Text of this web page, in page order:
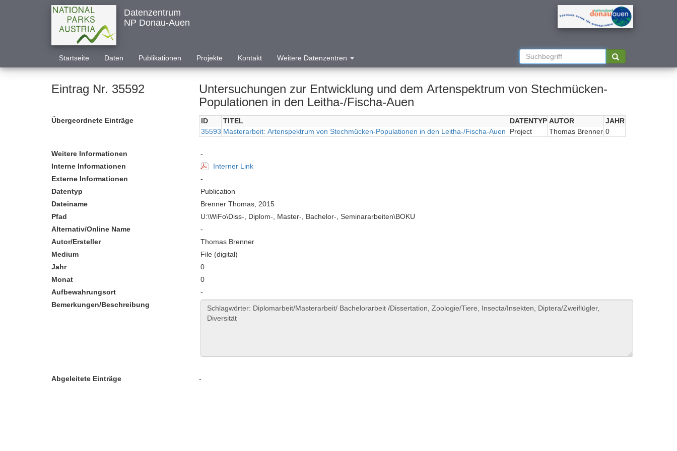
Datenzentrum
NP Donau-Auen
Startseite Daten Publikationen Projekte Kontakt Weitere Datenzentren
Eintrag Nr. 35592
Untersuchungen zur Entwicklung und dem Artenspektrum von Stechmücken-
Populationen in den Leitha-/Fischa-Auen
Übergeordnete Einträge ID TITEL DATENTYP AUTOR
JAHR
35593 Masterarbeit: Artenspektrum von Stechmücken-Populationen in den Leitha-/Fischa-Auen Project Thomas Brenner 0
Weitere Informationen
-
Interne Informationen
Interner Link
Externe Informationen
-
Datentyp
Publication
Dateiname
Brenner Thomas, 2015
Pfad
U:\WiFo\Diss-, Diplom-, Master-, Bachelor-, Seminararbeiten\BOKU
Alternativ/Online Name
-
Autor/Ersteller
Thomas Brenner
Medium
File (digital)
Jahr
0
Monat
0
Aufbewahrungsort
-
Bemerkungen/Beschreibung
Abgeleitete Einträge -